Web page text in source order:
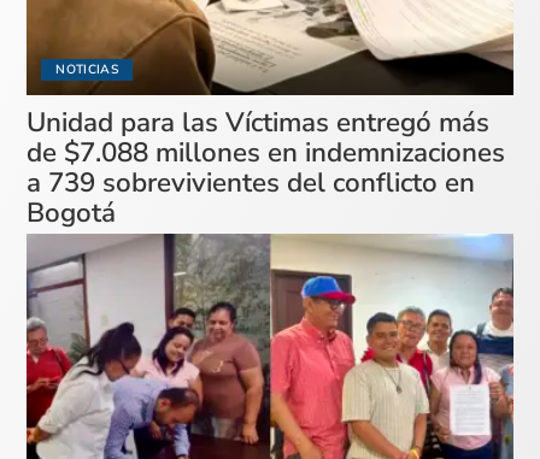
NOTICIAS
Unidad para las Víctimas entregó más
de $7.088 millones en indemnizaciones
a 739 sobrevivientes del conflicto en
Bogotá